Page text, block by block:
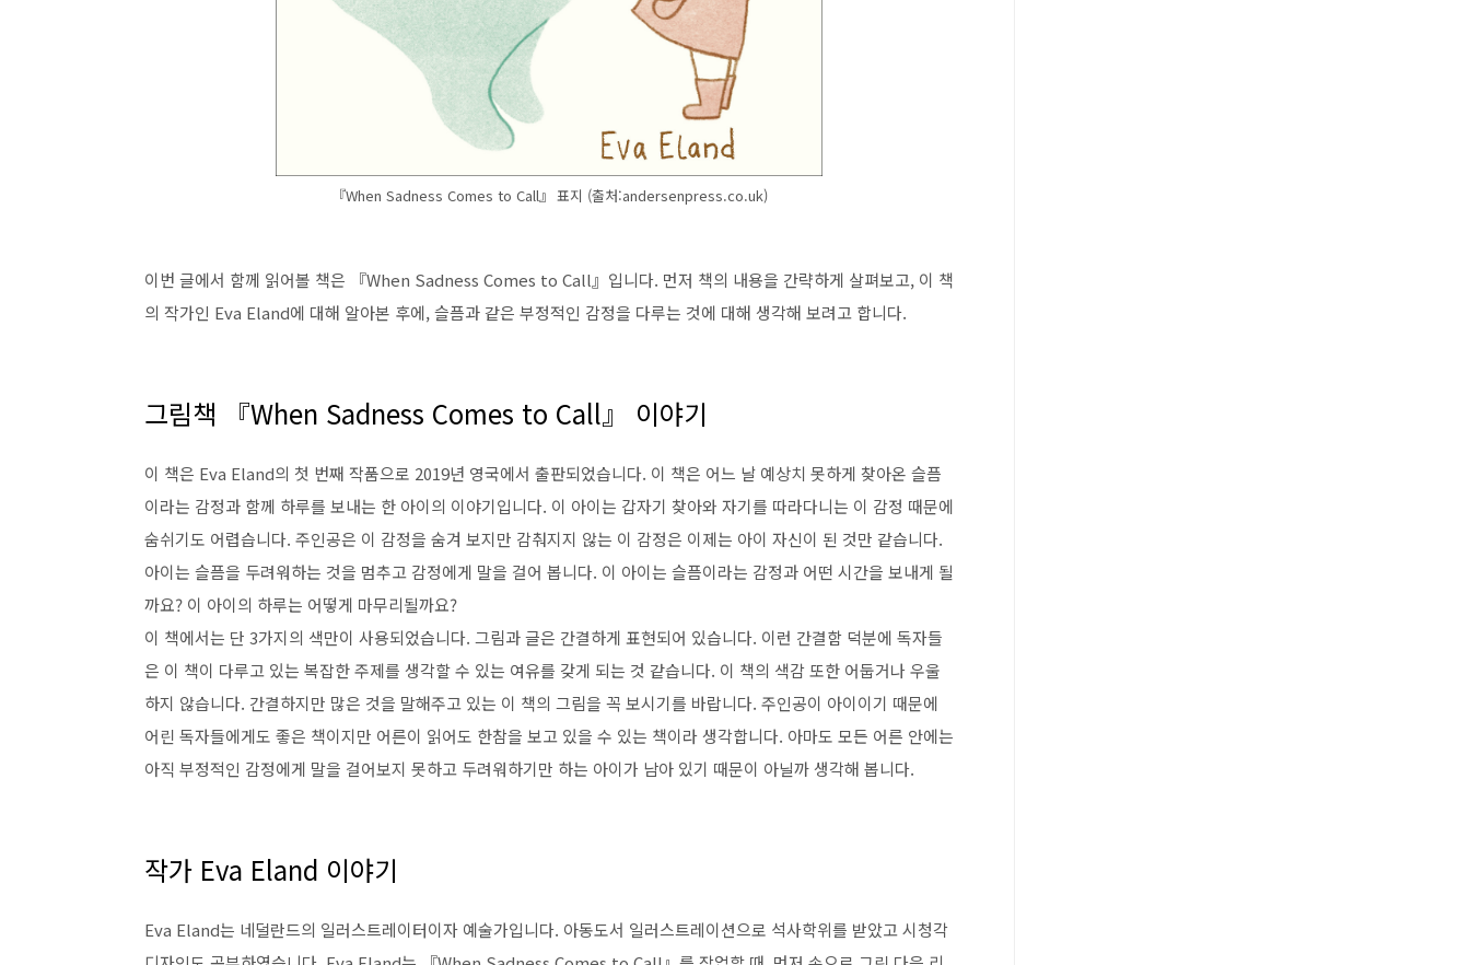
『When Sadness Comes to Call』 표지 (출처:andersenpress.co.uk)
이번 글에서 함께 읽어볼 책은 『When Sadness Comes to Call』입니다. 먼저 책의 내용을 간략하게 살펴보고, 이 책
의 작가인 Eva Eland에 대해 알아본 후에, 슬픔과 같은 부정적인 감정을 다루는 것에 대해 생각해 보려고 합니다.
그림책 『When Sadness Comes to Call』 이야기
이 책은 Eva Eland의 첫 번째 작품으로 2019년 영국에서 출판되었습니다. 이 책은 어느 날 예상치 못하게 찾아온 슬픔
이라는 감정과 함께 하루를 보내는 한 아이의 이야기입니다. 이 아이는 갑자기 찾아와 자기를 따라다니는 이 감정 때문에
숨쉬기도 어렵습니다. 주인공은 이 감정을 숨겨 보지만 감춰지지 않는 이 감정은 이제는 아이 자신이 된 것만 같습니다.
아이는 슬픔을 두려워하는 것을 멈추고 감정에게 말을 걸어 봅니다. 이 아이는 슬픔이라는 감정과 어떤 시간을 보내게 될
까요? 이 아이의 하루는 어떻게 마무리될까요?
이 책에서는 단 3가지의 색만이 사용되었습니다. 그림과 글은 간결하게 표현되어 있습니다. 이런 간결함 덕분에 독자들
은 이 책이 다루고 있는 복잡한 주제를 생각할 수 있는 여유를 갖게 되는 것 같습니다. 이 책의 색감 또한 어둡거나 우울
하지 않습니다. 간결하지만 많은 것을 말해주고 있는 이 책의 그림을 꼭 보시기를 바랍니다. 주인공이 아이이기 때문에
어린 독자들에게도 좋은 책이지만 어른이 읽어도 한참을 보고 있을 수 있는 책이라 생각합니다. 아마도 모든 어른 안에는
아직 부정적인 감정에게 말을 걸어보지 못하고 두려워하기만 하는 아이가 남아 있기 때문이 아닐까 생각해 봅니다.
작가 Eva Eland 이야기
Eva Eland는 네덜란드의 일러스트레이터이자 예술가입니다. 아동도서 일러스트레이션으로 석사학위를 받았고 시청각